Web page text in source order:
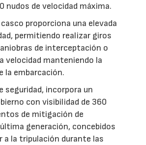
nudos de velocidad máxima.
proporciona una elevada
permitiendo realizar giros
de interceptación o
velocidad manteniendo la
la embarcación.
seguridad, incorpora un
con visibilidad de 360
de mitigación de
generación, concebidos
a la tripulación durante las